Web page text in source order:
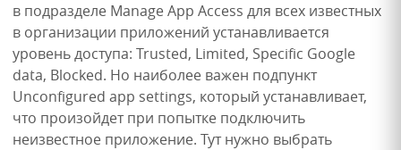
в подразделе Manage App Access для всех известных
в организации приложений устанавливается
уровень доступа: Trusted, Limited, Specific Google
data, Blocked. Но наиболее важен подпункт
Unconfigured app settings, который устанавливает,
что произойдет при попытке подключить
неизвестное приложение. Тут нужно выбрать